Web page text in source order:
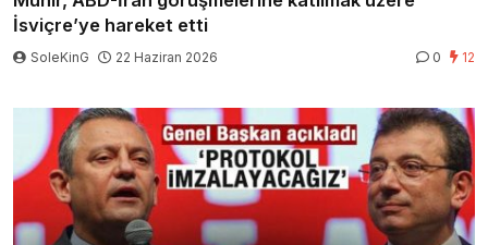
İsviçre’ye hareket etti
SoleKinG 22 Haziran 2026 0 12